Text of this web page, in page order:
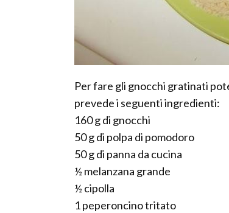
Per fare gli gnocchi gratinati
prevede i seguenti ingredienti:
160 g di gnocchi
50 g di polpa di pomodoro
50 g di panna da cucina
½ melanzana grande
½ cipolla
1 peperoncino tritato